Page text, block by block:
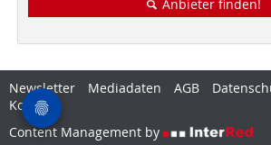
Anbieter finden!
Newsletter Mediadaten AGB
Kontakt
Content Management by